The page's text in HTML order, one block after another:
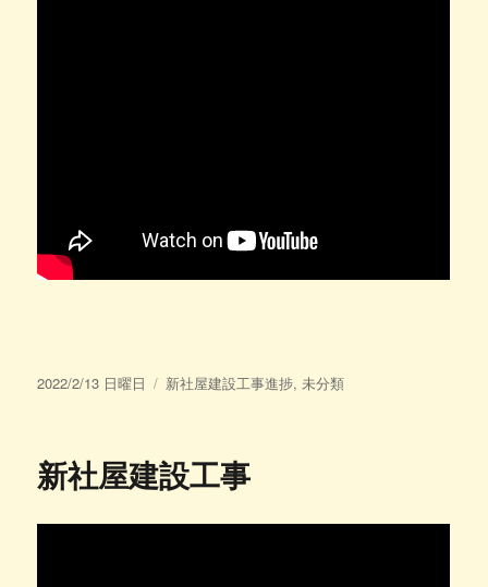
投
2022/2/13 日曜日
カ
ー
新社屋建設工事進捗,未分類
新社屋建設工事